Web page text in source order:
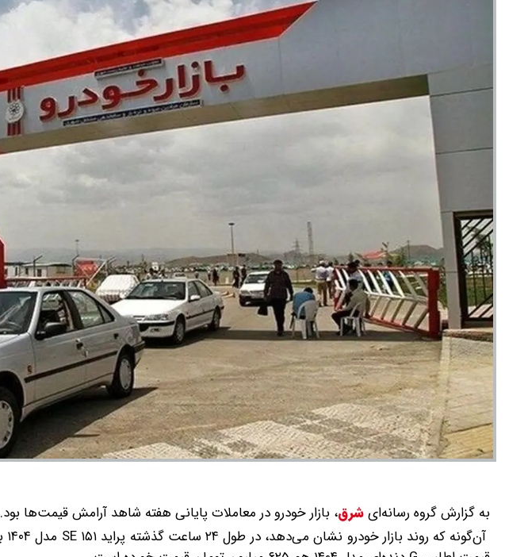
به گزارش گروه رسانه‌ایشرق، بازار خودرو در معاملات پایانی هفته شاهد آرامش قیمت‌ها بود.